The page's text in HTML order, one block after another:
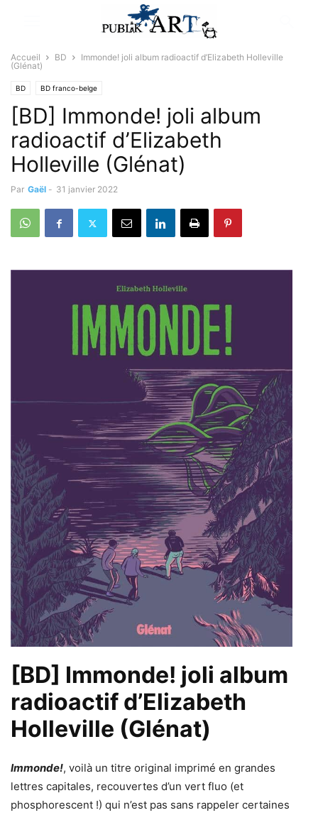
Accueil BD
Immonde! joli album radioactif d’Elizabeth Holleville
(Glénat)
BD BD franco-belge
[BD] Immonde! joli album
radioactif d’Elizabeth
Holleville (Glénat)
Par Gaël - 31 janvier 2022
[BD] Immonde! joli album
radioactif d’Elizabeth
Holleville (Glénat)
Immonde!, voilà un titre original imprimé en grandes
lettres capitales, recouvertes d’un vert fluo (et
phosphorescent !) qui n’est pas sans rappeler certaines